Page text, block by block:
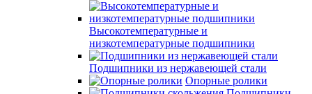
Высокотемпературные и
низкотемпературные подшипники
Подшипники из нержавеющей стали
Опорные ролики